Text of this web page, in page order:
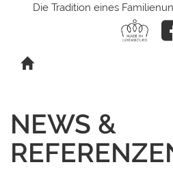
Die Tradition eines
NEWS &